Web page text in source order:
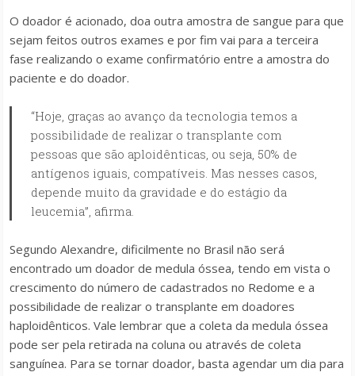
O doador é acionado, doa outra amostra de sangue para que
sejam feitos outros exames e por fim vai para a terceira
fase realizando o exame confirmatório entre a amostra do
paciente e do doador.
“Hoje, graças ao avanço da tecnologia temos a
possibilidade de realizar o transplante com
pessoas que são aploidênticas, ou seja, 50% de
antígenos iguais, compatíveis. Mas nesses casos,
depende muito da gravidade e do estágio da
leucemia”, afirma.
Segundo Alexandre, dificilmente no Brasil não será
encontrado um doador de medula óssea, tendo em vista o
crescimento do número de cadastrados no Redome e a
possibilidade de realizar o transplante em doadores
haploidênticos. Vale lembrar que a coleta da medula óssea
pode ser pela retirada na coluna ou através de coleta
sanguínea. Para se tornar doador, basta agendar um dia para